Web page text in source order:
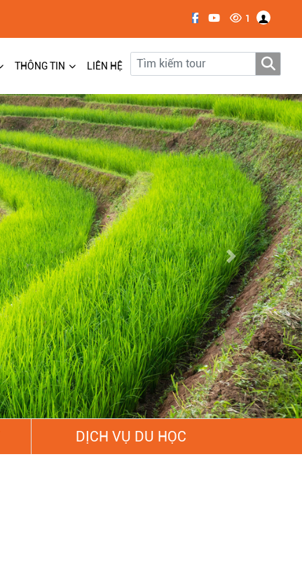
1
THÔNG TIN LIÊN HỆ
Next
DỊCH VỤ DU HỌC